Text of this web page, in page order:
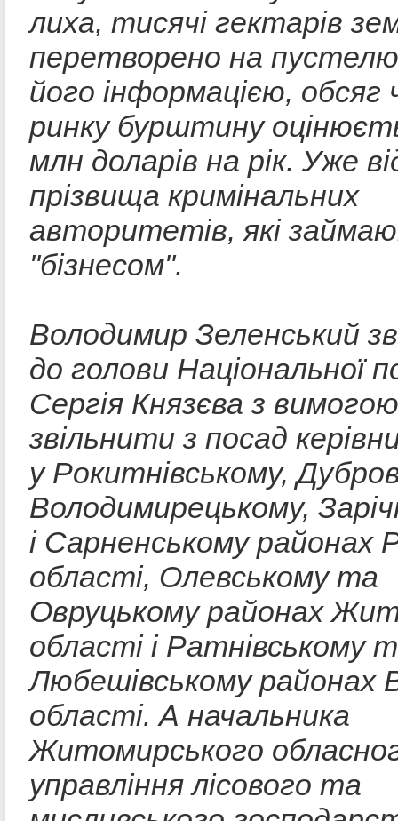
лиха, тисячі гектарів
перетворено на
його інформацією, обсяг
ринку бурштину
млн доларів на рік. Уже
прізвища кримінальних
авторитетів, які
"бізнесом".
Володимир Зеленський
до голови Національної
Сергія Князєва з вимогою
звільнити з посад
у Рокитнівському,
Володимирецькому,
і Сарненському районах
області, Олевському та
Овруцькому районах
області і Ратнівському
Любешівському районах
області. А начальника
Житомирського
управління лісового та